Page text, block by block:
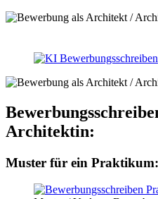
Architektin:
Muster für ein Praktikum: